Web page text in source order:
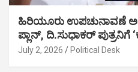
ಹಿರಿಯೂರು ಉಪಚುನಾವಣೆ
ಪ್ಲಾನ್, ದಿ.ಸುಧಾಕರ್ ಪುತ್ರನಿಗೆ
July 2, 2026 Political Desk